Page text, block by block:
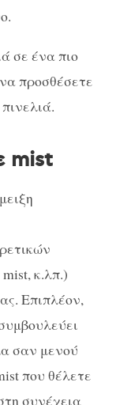
σε ένα πιο
προσθέσετε
mist
κ.λπ.)
Επιπλέον,
σαν μενού
που θέλετε
συνέχεια